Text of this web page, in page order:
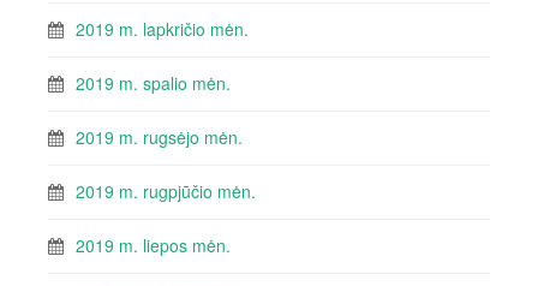
2019 m. lapkričio mėn.
2019 m. spalio mėn.
2019 m. rugsėjo mėn.
2019 m. rugpjūčio mėn.
2019 m. liepos mėn.